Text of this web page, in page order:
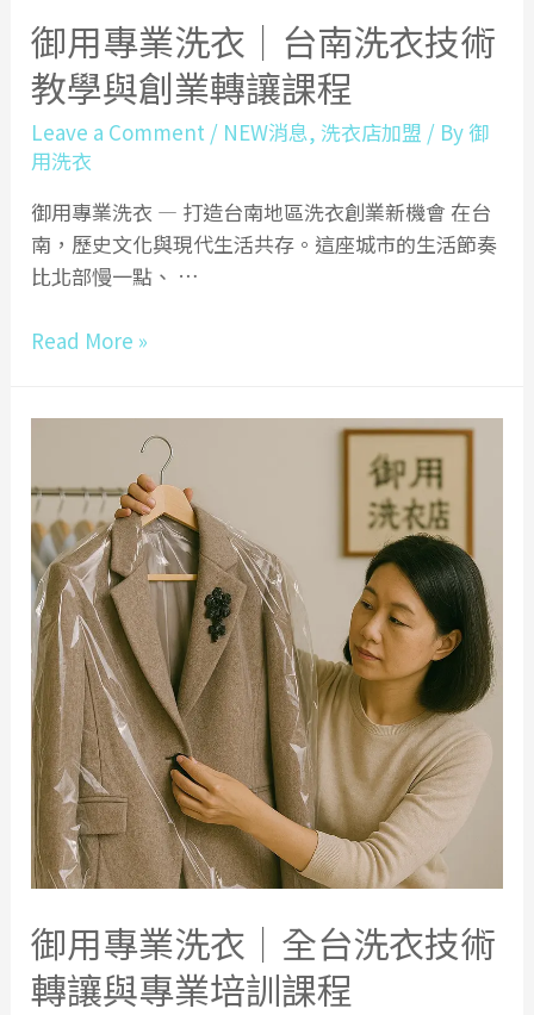
程
專
區
御用專業洗衣｜台南洗衣技術
教學與創業轉讓課程
Leave a Comment / NEW消息,洗衣店加盟 / By御
用洗衣
御用專業洗衣 — 打造台南地區洗衣創業新機會 在台
南，歷史文化與現代生活共存。這座城市的生活節奏
比北部慢一點、 …
御
衣
｜
台
南
洗
衣
技
術
教
學
與
創
業
讓
課
Read More »
御用專業洗衣｜全台洗衣技術
轉讓與專業培訓課程